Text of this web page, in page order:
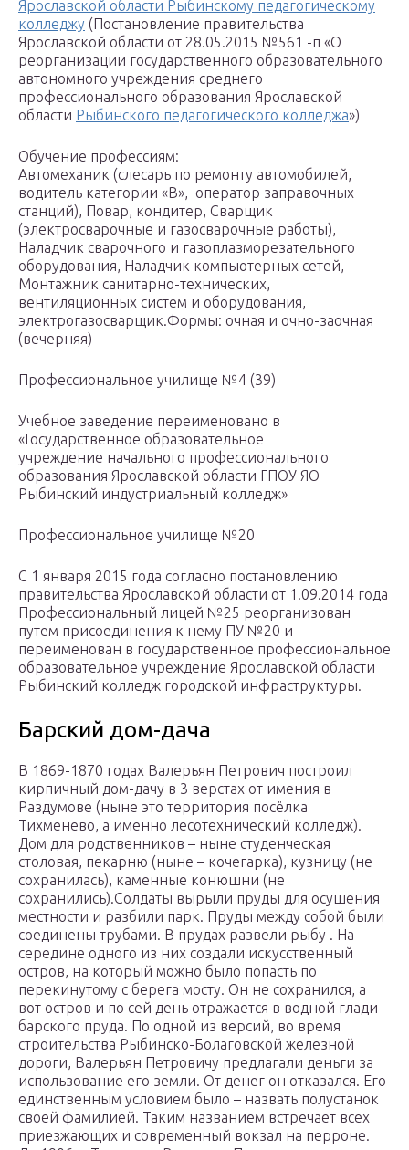
Ярославской области Рыбинскому педагогическому
колледжу (Постановление правительства
Ярославской области от 28.05.2015 №561 -п «О
реорганизации государственного образовательного
автономного учреждения среднего
профессионального образования Ярославской
области Рыбинского педагогического колледжа»)
Обучение профессиям:
Автомеханик (слесарь по ремонту автомобилей,
водитель категории «В», оператор заправочных
станций), Повар, кондитер, Сварщик
(электросварочные и газосварочные работы),
Наладчик сварочного и газоплазморезательного
оборудования, Наладчик компьютерных сетей,
Монтажник санитарно-технических,
вентиляционных систем и оборудования,
электрогазосварщик.Формы: очная и очно-заочная
(вечерняя)
Профессиональное училище №4 (39)
Учебное заведение переименовано в
«Государственное образовательное
учреждение начального профессионального
образования Ярославской области ГПОУ ЯО
Рыбинский индустриальный колледж»
Профессиональное училище №20
С 1 января 2015 года согласно постановлению
правительства Ярославской области от 1.09.2014 года
Профессиональный лицей №25 реорганизован
путем присоединения к нему ПУ №20 и
переименован в государственное профессиональное
образовательное учреждение Ярославской области
Рыбинский колледж городской инфраструктуры.
Барский дом-дача
В 1869-1870 годах Валерьян Петрович построил
кирпичный дом-дачу в 3 верстах от имения в
Раздумове (ныне это территория посёлка
Тихменево, а именно лесотехнический колледж).
Дом для родственников – ныне студенческая
столовая, пекарню (ныне – кочегарка), кузницу (не
сохранилась), каменные конюшни (не
сохранились).Солдаты вырыли пруды для осушения
местности и разбили парк. Пруды между собой были
соединены трубами. В прудах развели рыбу . На
середине одного из них создали искусственный
остров, на который можно было попасть по
перекинутому с берега мосту. Он не сохранился, а
вот остров и по сей день отражается в водной глади
барского пруда. По одной из версий, во время
строительства Рыбинско-Болаговской железной
дороги, Валерьян Петровичу предлагали деньги за
использование его земли. От денег он отказался. Его
единственным условием было – назвать полустанок
своей фамилией. Таким названием встречает всех
приезжающих и современный вокзал на перроне.